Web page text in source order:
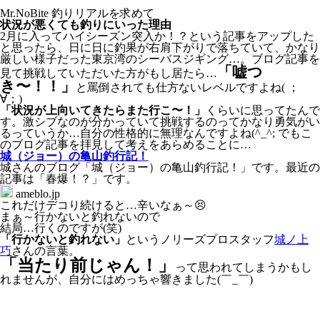
Mr.NoBite 釣りリアルを求めて
状況が悪くても釣りにいった理由
2月に入ってハイシーズン突入か！？という記事をアップした
と思ったら、日に日に釣果が右肩下がりで落ちていて、かなり
厳しい様子だった東京湾のシーバスジギング…。ブログ記事を
見て挑戦していただいた方がもし居たら…
「嘘つ
き〜！！」
と罵倒されても仕方ないレベルですよね( ；
∀；)
「状況が上向いてきたらまた行こ〜！」
くらいに思ってたんで
す。激シブなのが分かっていて挑戦するのってかなり勇気がい
るっていうか…自分の性格的に無理なんですよね(^_^; でもこ
のブログ記事を拝見して考えをあらめることに…
城（ジョー）の亀山釣行記！
城さんのブログ「城（ジョー）の亀山釣行記！」です。最近の
記事は「春爆！？」です。
ameblo.jp
これだけデコり続けると…辛いなぁ～😣
まぁ～行かないと釣れないので
結局…行くのですが(笑)
「行かないと釣れない」 というノリーズプロスタッフ城ノ上
巧さんの言葉。
「当たり前じゃん！」
って思われてしまうかもし
れませんが、自分にはめっちゃ響きました(￣_￣)